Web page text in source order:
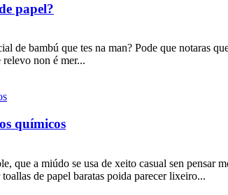
papel?
de bambú que tes na man? Pode que notaras
non é mer...
químicos
que a miúdo se usa de xeito casual sen
de papel baratas poida parecer lixeiro...